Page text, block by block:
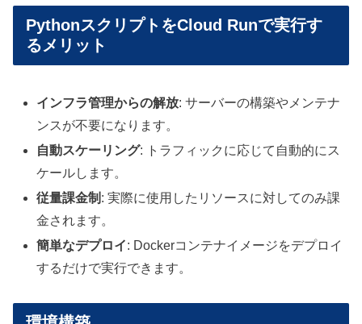
PythonスクリプトをCloud Runで実行す
るメリット
インフラ管理からの解放: サーバーの構築やメンテナ
ンスが不要になります。
自動スケーリング: トラフィックに応じて自動的にス
ケールします。
従量課金制 : 実際に使用したリソースに対してのみ課
金されます。
簡単なデプロイ: Dockerコンテナイメージをデプロイ
するだけで実行できます。